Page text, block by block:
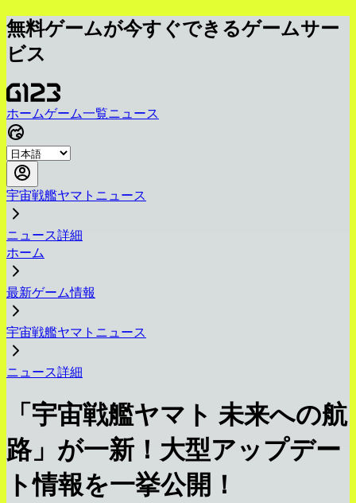
無料ゲームが今すぐできるゲームサー
ビス
ホームゲーム一覧ニュース
宇宙戦艦ヤマトニュース
ニュース詳細
ホーム
最新ゲーム情報
宇宙戦艦ヤマトニュース
ニュース詳細
「宇宙戦艦ヤマト 未来への航
路」が一新！大型アップデー
ト情報を一挙公開！